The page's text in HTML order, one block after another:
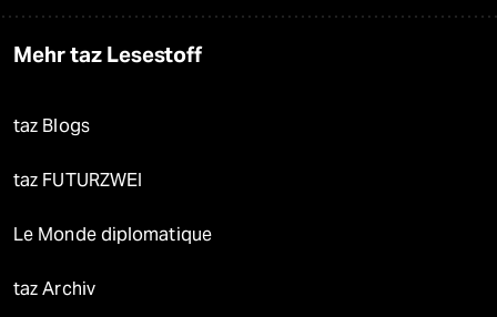
Mehr taz Lesestoff
taz Blogs
taz FUTURZWEI
Le Monde diplomatique
taz Archiv